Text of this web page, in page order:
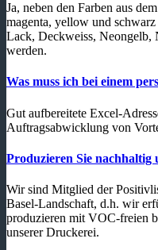
Ja, neben den Farben aus
magenta, yellow und
Lack, Deckweiss, Neongelb,
werden.
Was muss ich bei einem
Gut aufbereitete Excel-
Auftragsabwicklung von
Produzieren Sie
Wir sind Mitglied der
Basel-Landschaft, d.h. wir
produzieren mit VOC-freien
unserer Druckerei.